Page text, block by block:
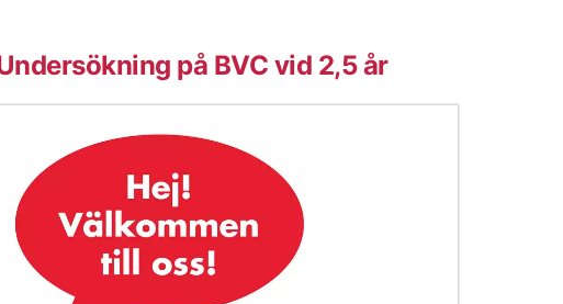
på BVC vid 2,5 år